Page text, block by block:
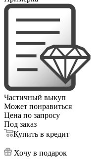
Частичный выкуп
Может понравиться
Цена по запросу
Под заказ
Купить в кредит
Хочу в подарок